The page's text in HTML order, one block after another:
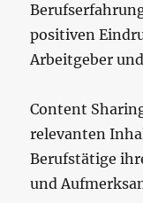
positiven
Arbeitgeber
Content
relevanten
Berufstätige
und